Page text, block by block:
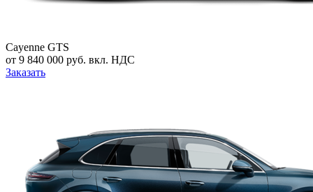
Cayenne GTS
от 9 840 000 руб. вкл. НДС
Заказать